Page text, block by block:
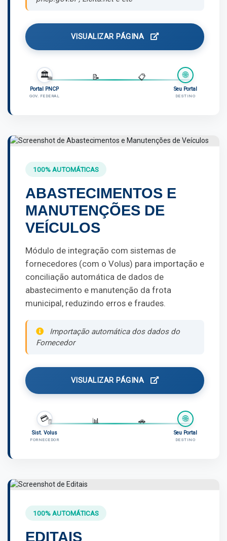
VISUALIZAR PÁGINA
🏛️
Portal PNCP
GOV. FEDERAL
📄
📋 📝
💼 🌐
Seu Portal
DESTINO
100% AUTOMÁTICAS
ABASTECIMENTOS E
MANUTENÇÕES DE
VEÍCULOS
Módulo de integração com sistemas de
fornecedores (com o Volus) para importação e
conciliação automática de dados de
abastecimento e manutenção da frota
municipal, reduzindo erros e fraudes.
Importação automática dos dados do
Fornecedor
VISUALIZAR PÁGINA
💳
Sist. Volus
FORNECEDOR
⛽
🚗 📊
🧾 🌐
Seu Portal
DESTINO
100% AUTOMÁTICAS
EDITAIS